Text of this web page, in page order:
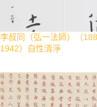
李叔同（弘一法師）（
1942）自性清淨